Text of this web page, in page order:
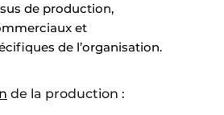
de production,
et
de l’organisation.
de la production :